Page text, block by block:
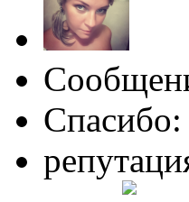
Спасибо: